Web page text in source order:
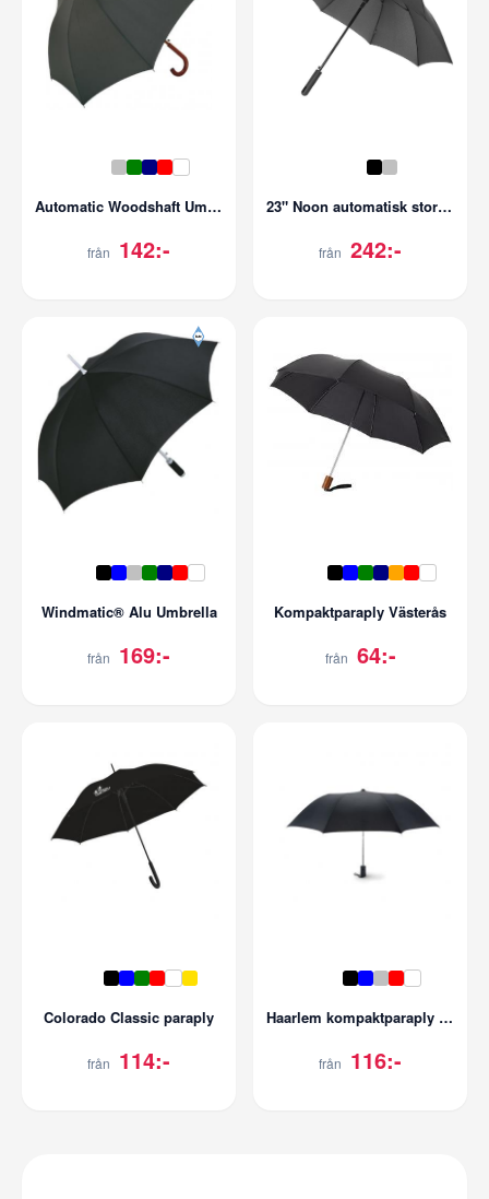
Automatic Woodshaft Umbrella
från 142:-
23" Noon automatisk stormparaply
från 242:-
Windmatic® Alu Umbrella
från 169:-
Kompaktparaply Västerås
från 64:-
Colorado Classic paraply
från 114:-
Haarlem kompaktparaply 21''
från 116:-